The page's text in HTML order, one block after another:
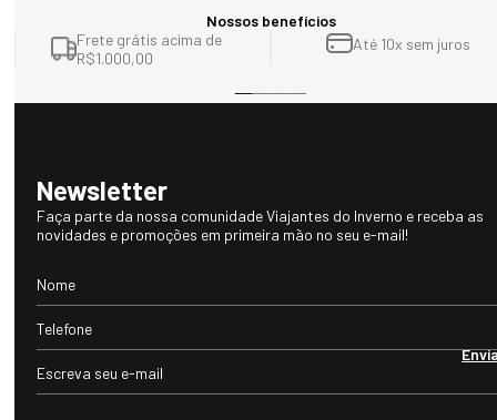
Nossos benefícios
Frete grátis acima de
R$1.000,00
Até 10x sem juros
Newsletter
Faça parte da nossa comunidade Viajantes do Inverno e receba as
novidades e promoções em primeira mão no seu e-mail!